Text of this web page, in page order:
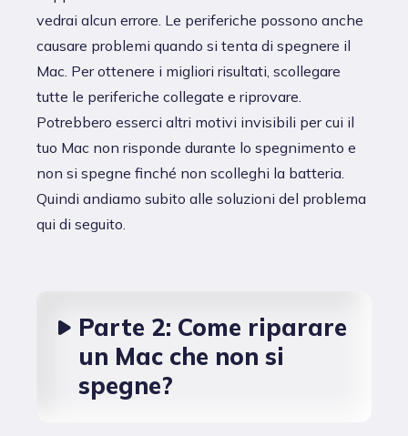
vedrai alcun errore. Le periferiche possono anche
causare problemi quando si tenta di spegnere il
Mac. Per ottenere i migliori risultati, scollegare
tutte le periferiche collegate e riprovare.
Potrebbero esserci altri motivi invisibili per cui il
tuo Mac non risponde durante lo spegnimento e
non si spegne finché non scolleghi la batteria.
Quindi andiamo subito alle soluzioni del problema
qui di seguito.
Parte 2: Come riparare
un Mac che non si
spegne?